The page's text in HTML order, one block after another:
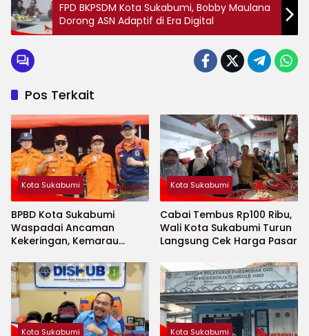
FPD BKPSDM Kota Sukabumi, Bobby Maulana
Dorong ASN Adaptif di Era Digital
Pos Terkait
Kota Sukabumi
BPBD Kota Sukabumi
Waspadai Ancaman
Kekeringan, Kemarau
Cepat
Kota Sukabumi
Cabai Tembus Rp100 Ribu,
Wali Kota Sukabumi Turun
Langsung Cek Harga Pasar
Kota Sukabumi Kota Sukabumi